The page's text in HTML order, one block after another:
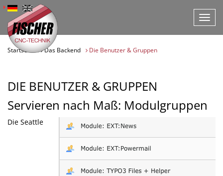
Direkt
den
Inhalten
springen
ein-
und
Startseite Das Backend Die Benutzer & Gruppen
DIE BENUTZER & GRUPPEN
Servieren nach Maß: Modulgruppen
Die Seattle